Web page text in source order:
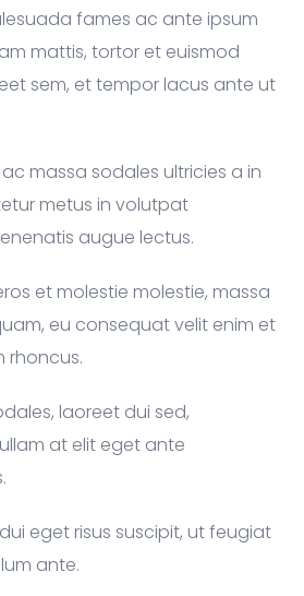
fames ac ante ipsum
mattis, tortor et euismod
sem, et tempor lacus ante ut
massa sodales ultricies a in
metus in volutpat
augue lectus.
et molestie molestie, massa
eu consequat velit enim et
rhoncus.
laoreet dui sed,
at elit eget ante
eget risus suscipit, ut feugiat
ante.